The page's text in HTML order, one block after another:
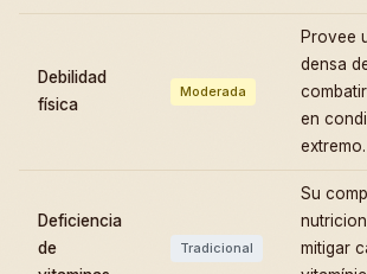
Debilidad
física
Moderada
Provee
densa
en
extremo.
Deficiencia
de
Tradicional
Su
mitigar